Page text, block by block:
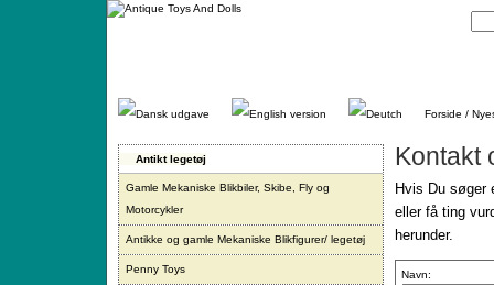
Gå
Forside /
Antikt legetøj
Gamle Mekaniske Blikbiler, Skibe, Fly og
Motorcykler
Antikke og gamle Mekaniske Blikfigurer/ legetøj
Penny Toys
Kontakt
Hvis Du
eller få ting
herunder.
Navn: